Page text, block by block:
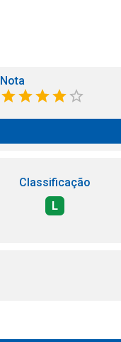
Nota
Classificação
L